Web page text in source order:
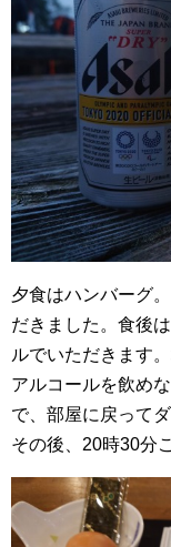
夕食はハンバーグ
だきました。食後
ルでいただきます
アルコールを飲め
で、部屋に戻って
その後、20時30分